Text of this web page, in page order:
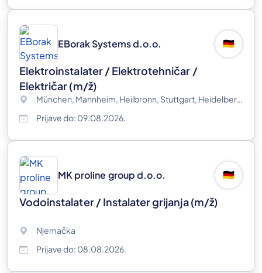
EBorak Systems d.o.o. 🇩🇪
Elektroinstalater / Elektrotehničar /
Električar(m/ž)
München, Mannheim, Heilbronn, Stuttgart, Heidelberg, Köln, Kiel, Njemačka
Prijave do: 09.08.2026.
MK proline group d.o.o. 🇩🇪
Vodoinstalater / Instalater grijanja(m/ž)
Njemačka
Prijave do: 08.08.2026.